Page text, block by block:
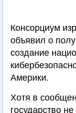
Консорциум
объявил о
создание
Америки.
Хотя в
государство